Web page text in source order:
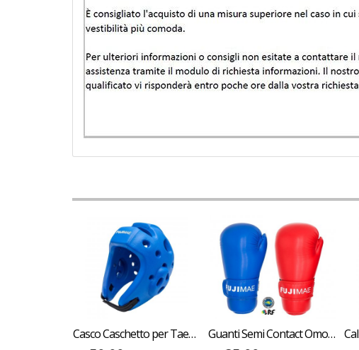
Casco Caschetto per Taekwndo ITF FUJIMAE X-Shock Approvato Casco Omologato per allenamenti e competizioni bambino e adulto Guanti Semi Contact Omologati ITF FUJIMAE per Taekwondo Approved Blu o Rossi